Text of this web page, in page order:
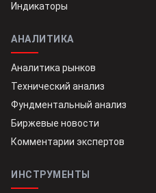
Индикаторы
АНАЛИТИКА
Аналитика рынков
Технический анализ
Фундментальный анализ
Биржевые новости
Комментарии экспертов
ИНСТРУМЕНТЫ